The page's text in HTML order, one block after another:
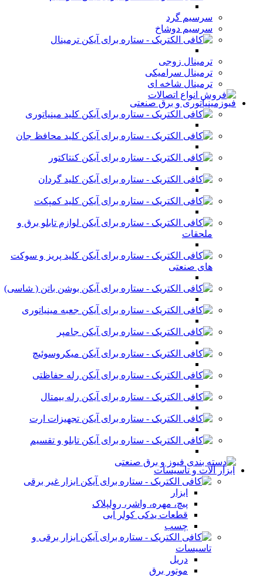
سرسیم گرد
سرسیم دوشاخ
ترمینال
ترمینال زوجی
ترمینال سرامیکی
ترمینال شاخه ای
فیوزمینیاتوری و برق صنعتی
کلید مینیاتوری
کلید محافظ جان
کنتاکتور
کلید گردان
کلید کمپکت
لوازم تابلو برق و
ملحقات
کلید پریز و سوکت
های صنعتی
بوشن باتن ( شاسی)
جعبه مینیاتوری
جامپر
میکروسوئیچ
رله حفاظتی
رله بیمتال
تجهیزات ارت
تابلو و تقسیم
ابزار آلات و تاسیسات
ابزار غیر برقی
ابزار
پیچ، مهره، واشر، رولپلاک
قطعات یدکی کولر آبی
چسب
ابزار برقی و
تاسیسات
دریل
موتور برق